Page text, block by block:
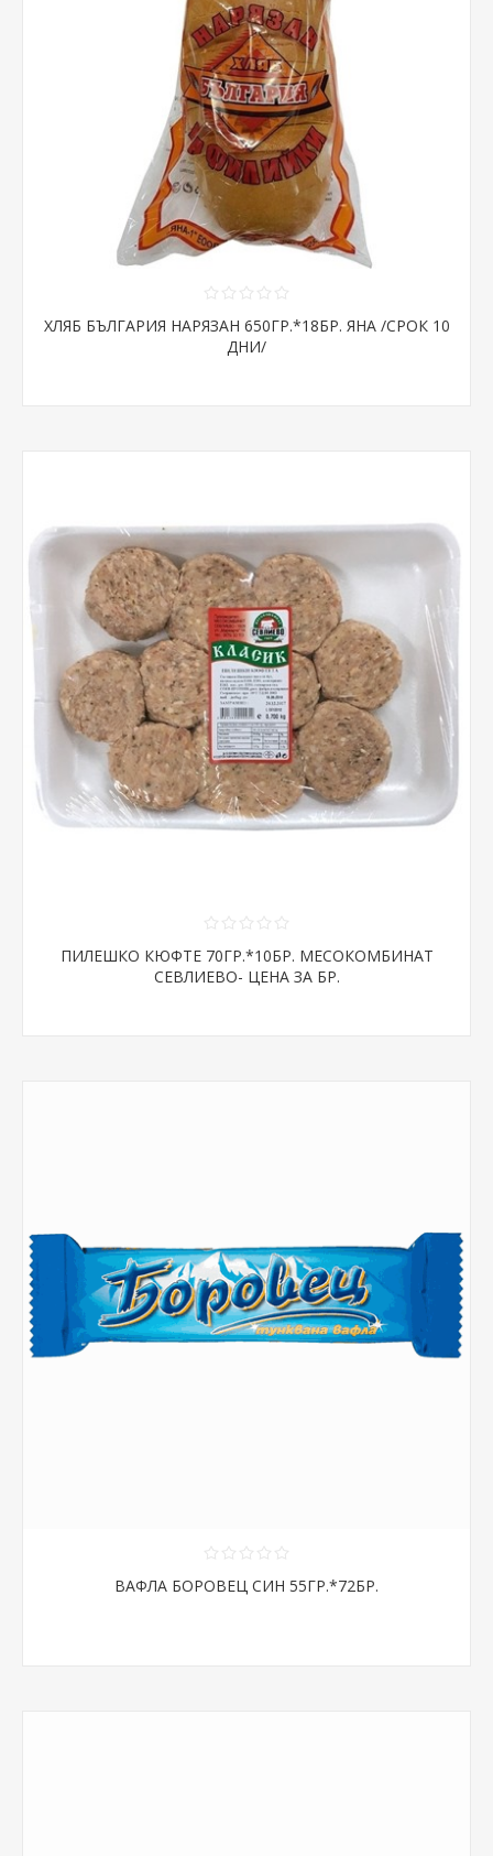
ХЛЯБ БЪЛГАРИЯ НАРЯЗАН 650ГР.*18БР. ЯНА /СРОК 10
ДНИ/
ПИЛЕШКО КЮФТЕ 70ГР.*10БР. МЕСОКОМБИНАТ
СЕВЛИЕВО- ЦЕНА ЗА БР.
ВАФЛА БОРОВЕЦ СИН 55ГР.*72БР.